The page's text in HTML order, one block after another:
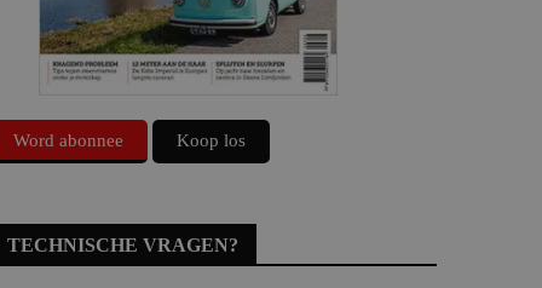
Word abonnee Koop los
TECHNISCHE VRAGEN?